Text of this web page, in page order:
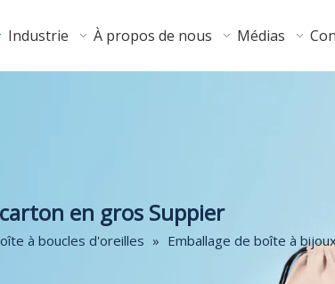
Industrie À propos de nous Médias
en gros Suppier
à boucles d'oreilles » Emballage de boîte à